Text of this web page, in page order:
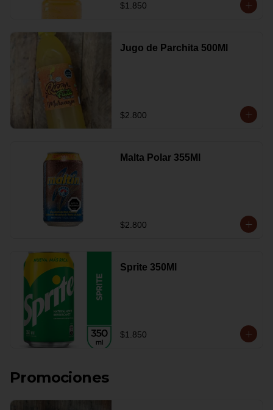
$1.850
Jugo de Parchita 500Ml
$2.800
Malta Polar 355Ml
$2.800
Sprite 350Ml
$1.850
Promociones